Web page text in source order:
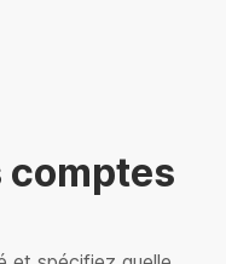
comptes